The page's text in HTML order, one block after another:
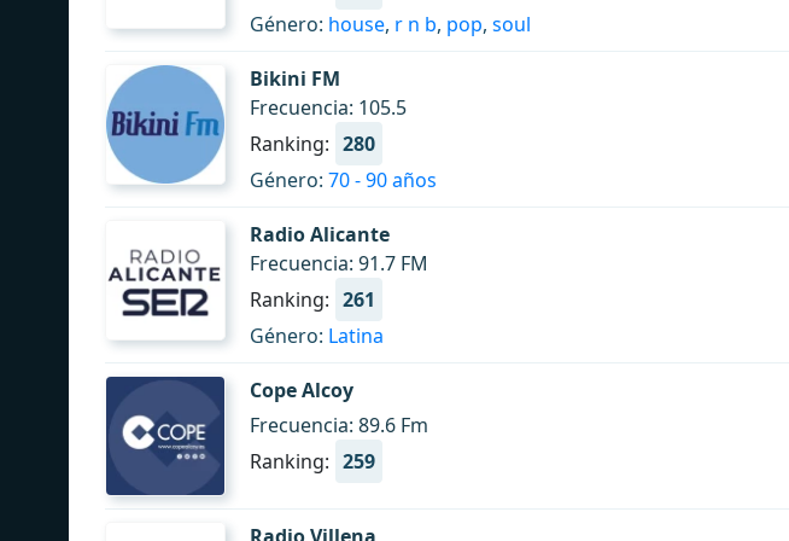
Género: house, r n b, pop, soul
Bikini FM
Frecuencia: 105.5
Ranking: 280
Género: 70 - 90 años
Radio Alicante
Frecuencia: 91.7 FM
Ranking: 261
Género: Latina
Cope Alcoy
Frecuencia: 89.6 Fm
Ranking: 259